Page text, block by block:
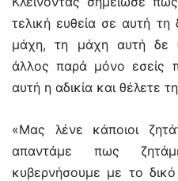
τελική ευθεία σε αυτή
μάχη, τη μάχη αυτή δε
άλλος παρά μόνο εσείς
αυτή η αδικία και θέλετε
«Μας λένε κάποιοι
απαντάμε πως
κυβερνήσουμε με το